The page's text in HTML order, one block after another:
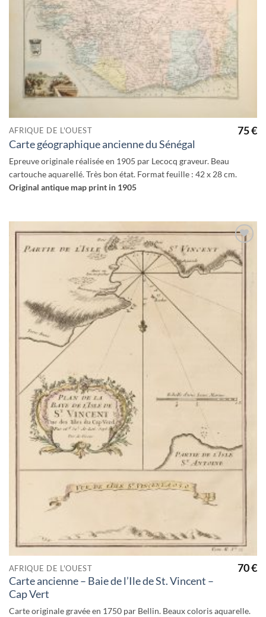
AFRIQUE DE L'OUEST
Carte géographique ancienne du Sénégal
75€
Epreuve originale réalisée en 1905 par Lecocq graveur. Beau
cartouche aquarellé. Très bon état. Format feuille : 42 x 28 cm.
Original antique map print in 1905
Ajouter
à la
wishlist
AFRIQUE DE L'OUEST
Carte ancienne – Baie de l’Ile de St. Vincent –
Cap Vert
70€
Carte originale gravée en 1750 par Bellin. Beaux coloris aquarelle.